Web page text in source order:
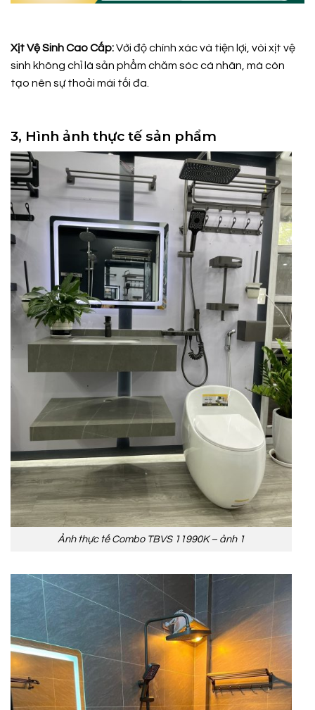
Xịt Vệ Sinh Cao Cấp:Với độ chính xác và tiện lợi, vòi xịt vệ
sinh không chỉ là sản phẩm chăm sóc cá nhân, mà còn
tạo nên sự thoải mái tối đa.
3, Hình ảnh thực tế sản phẩm
Ảnh thực tế Combo TBVS 11990K – ảnh 1